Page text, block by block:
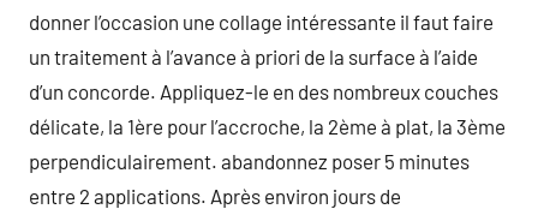
donner l’occasion une collage intéressante il faut faire
un traitement à l’avance à priori de la surface à l’aide
d’un concorde. Appliquez-le en des nombreux couches
délicate, la 1ère pour l’accroche, la 2ème à plat, la 3ème
perpendiculairement. abandonnez poser 5 minutes
entre 2 applications. Après environ jours de